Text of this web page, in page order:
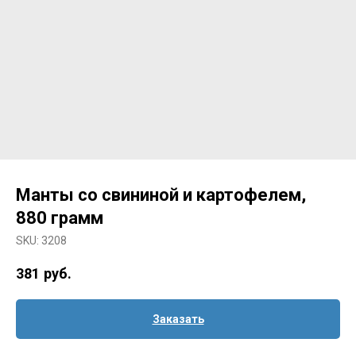
Манты со свининой и картофелем,
880 грамм
SKU: 3208
381 руб.
Заказать